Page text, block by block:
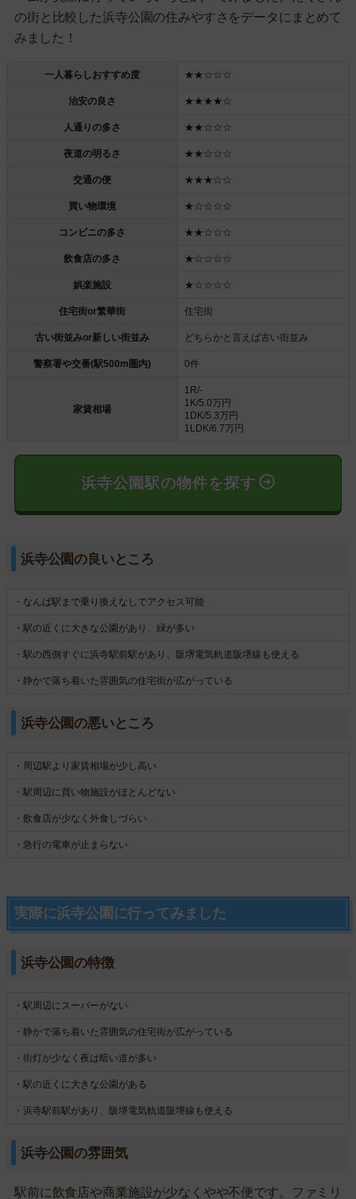
の街と比較した浜寺公園の住みやすさをデータにまとめて
みました！
一人暮らしおすすめ度 ★★☆☆☆
治安の良さ ★★★★☆
人通りの多さ ★★☆☆☆
夜道の明るさ ★★☆☆☆
交通の便 ★★★☆☆
買い物環境 ★☆☆☆☆
コンビニの多さ ★★☆☆☆
飲食店の多さ ★☆☆☆☆
娯楽施設 ★☆☆☆☆
住宅街or繁華街 住宅街
古い街並みor新しい街並み どちらかと言えば古い街並み
警察署や交番(駅500m圏内) 0件
家賃相場
1R/-
1K/5.0万円
1DK/5.3万円
1LDK/6.7万円
浜寺公園駅の物件を探す
浜寺公園の良いところ
・なんば駅まで乗り換えなしでアクセス可能
・駅の近くに大きな公園があり、緑が多い
・駅の西側すぐに浜寺駅前駅があり、阪堺電気軌道阪堺線も使える
・静かで落ち着いた雰囲気の住宅街が広がっている
浜寺公園の悪いところ
・周辺駅より家賃相場が少し高い
・駅周辺に買い物施設がほとんどない
・飲食店が少なく外食しづらい
・急行の電車が止まらない
実際に浜寺公園に行ってみました
浜寺公園の特徴
・駅周辺にスーパーがない
・静かで落ち着いた雰囲気の住宅街が広がっている
・街灯が少なく夜は暗い道が多い
・駅の近くに大きな公園がある
・浜寺駅前駅があり、阪堺電気軌道阪堺線も使える
浜寺公園の雰囲気
駅前に飲食店や商業施設が少なくやや不便です。ファミリ